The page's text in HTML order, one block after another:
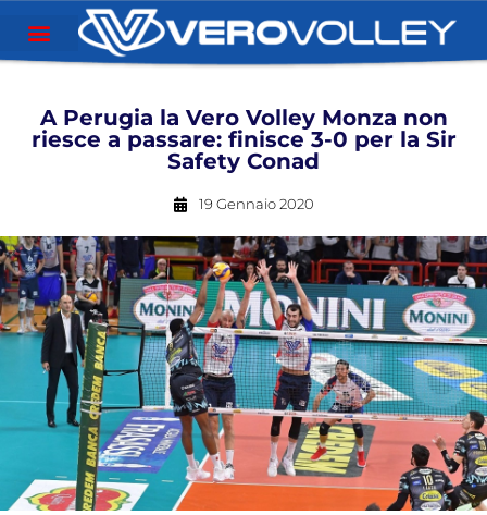
A Perugia la Vero Volley Monza non
riesce a passare: finisce 3-0 per la Sir
Safety Conad
19 Gennaio 2020